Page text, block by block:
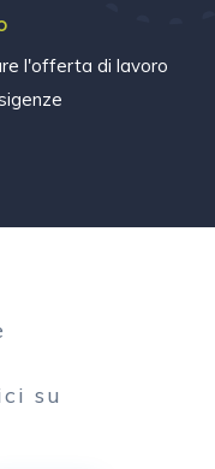
l'offerta di lavoro
su